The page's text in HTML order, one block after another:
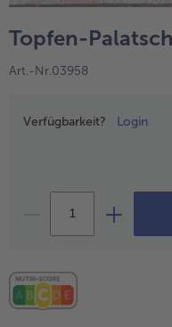
alle Obst
alle Süße Vielfalt
Confiserie &
alle
Topfen-
Art.-Nr.03958
Preisangabe
Verfügbarkeit? Login